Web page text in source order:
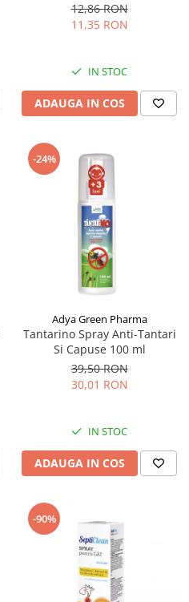
12,86 RON
11,35 RON
IN STOC
ADAUGA IN COS
-24%
Adya Green Pharma
Tantarino Spray Anti-Tantari
Si Capuse 100 ml
39,50 RON
30,01 RON
IN STOC
ADAUGA IN COS
-90%